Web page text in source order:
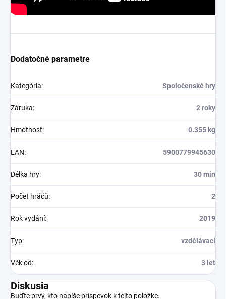
Dodatočné parametre
Kategória: Spoločenské hry
Záruka: 2 roky
Hmotnosť: 0.355 kg
EAN: 5900779945630
Délka hry: 30 min
Počet hráčů: 2
Rok vydání: 2019
Typ: vzdělávací
Věk od: 3 let
Diskusia
Buďte prvý, kto napíše príspevok k tejto položke.